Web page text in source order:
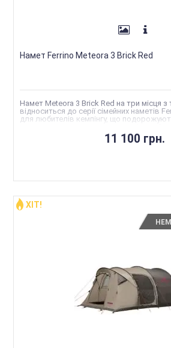
Намет Ferrino Meteora 3 Brick Red
Намет Meteora 3 Brick Red на три місця з
відноситься до серії сімейних наметів
для любителів кемпінгу, що
вага дозволяє носити намет за плечима.
11 100 грн.
ХІТ!